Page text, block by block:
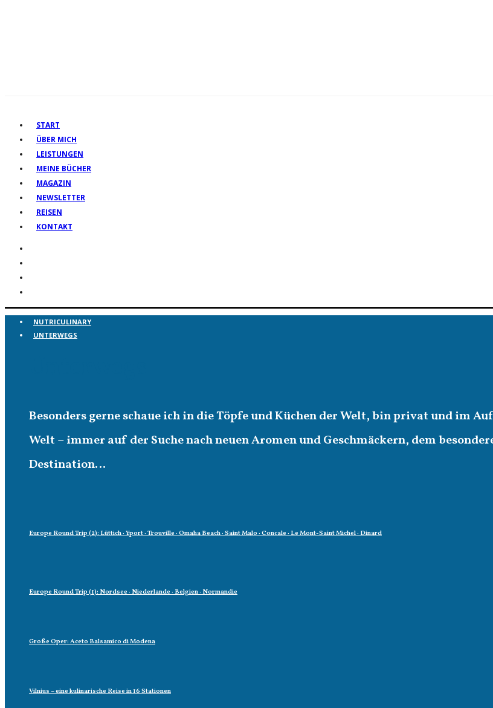
START
ÜBER MICH
LEISTUNGEN
MEINE BÜCHER
MAGAZIN
NEWSLETTER
REISEN
KONTAKT
NUTRICULINARY
UNTERWEGS
Besonders gerne schaue ich in die Töpfe und Küchen der Welt, bin privat und im
Welt – immer auf der Suche nach neuen Aromen und Geschmäckern, dem
Destination…
Europe Round Trip (2): Lüttich · Yport · Trouville · Omaha Beach · Saint Malo · Concale · Le Mont-Saint Michel · Dinard
Europe Round Trip (1): Nordsee · Niederlande · Belgien · Normandie
Große Oper: Aceto Balsamico di Modena
Vilnius – eine kulinarische Reise in 16 Stationen